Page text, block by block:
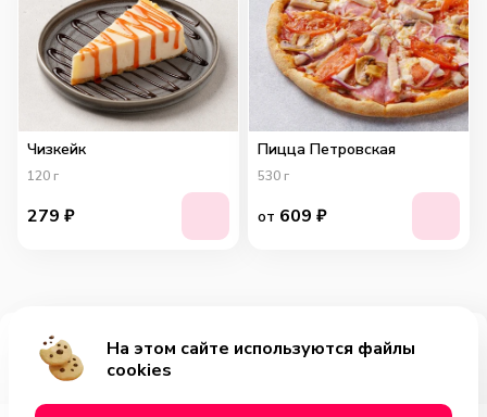
Добавить за 1999₽
Чизкейк
120 г
279 ₽
Пицца Петровская
530 г
от 609 ₽
На этом сайте используются файлы
cookies